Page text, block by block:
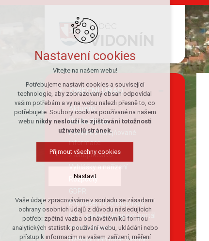
Obec
VIDONÍN
OBECNÍ ÚŘAD
Aktuality
Úřední deska
Povinně zveřejňované
informace
Zastupitelstvo
Vyhlášky a nařízení
Rozpočty
Prohlášení o přístupnosti
GIS - základní mapový portál
Portál občana
Nastavení cookies
Vítejte na našem webu!
Potřebujeme nastavit cookies a související
technologie, aby zobrazovaný obsah odpovídal
vašim potřebám a vy na webu nalezli přesně to, co
potřebujete. Soubory cookies používané na našem
webu nikdy neslouží ke zjišťování totožnosti
uživatelů stránek.
Přijmout všechny cookies
Nastavit
Technická cookies
nutná pro provozování webu
udržení kontextu stránek (session):
případná přihlášení, volby jazyka, apod.
Vaše údaje zpracováváme v souladu se zásadami
ochrany osobních údajů z důvodu následujících
potřeb: zpětná vazba od návštěvníků formou
analytických statistik používání webu, ukládání nebo
přístup k informacím na vašem zařízení, měření